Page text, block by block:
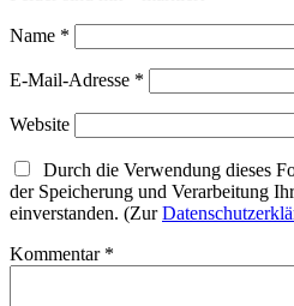
Name *
E-Mail-Adresse *
Website
Durch die Verwendung dieses
der Speicherung und Verarbeitung
einverstanden. (Zur
Kommentar *